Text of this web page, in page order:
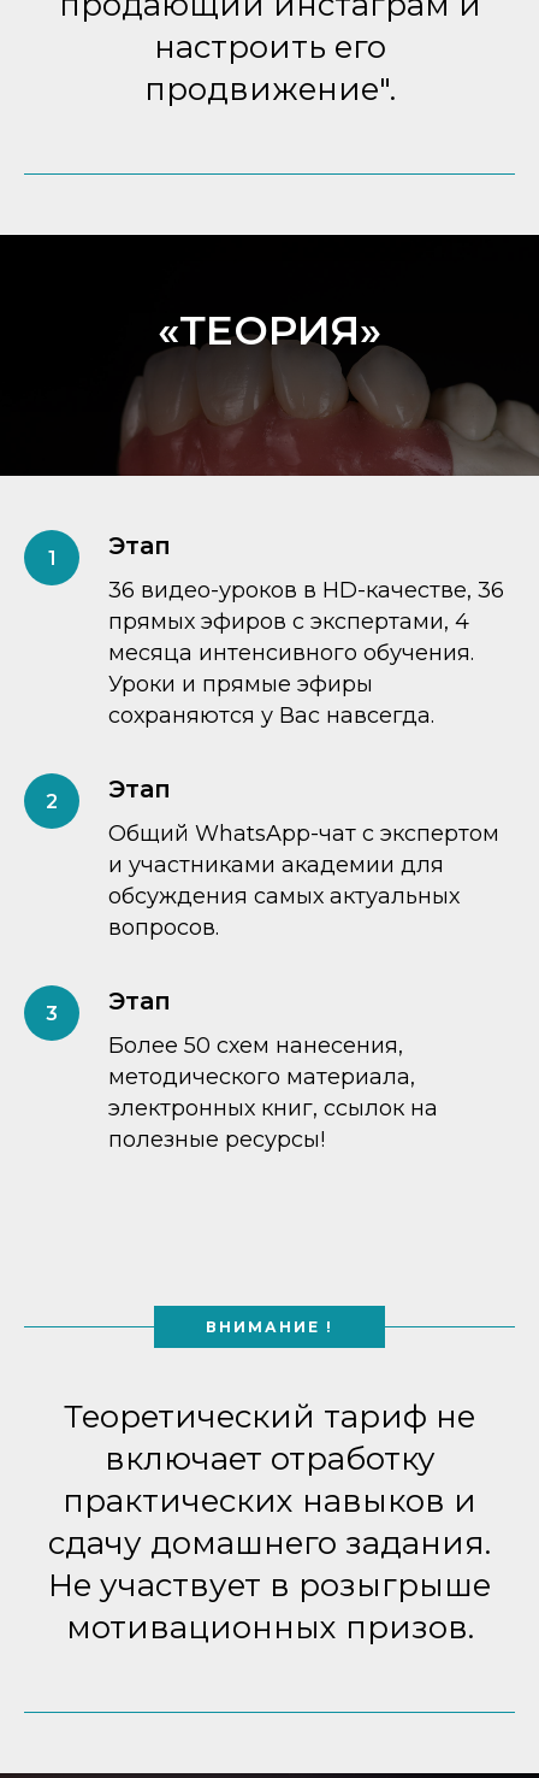
настроить его
продвижение".
«ТЕОРИЯ»
Этап
36 видео-уроков в HD-качестве, 36
прямых эфиров с экспертами, 4
месяца интенсивного обучения.
Уроки и прямые эфиры
сохраняются у Вас навсегда.
Этап
Общий WhatsApp-чат с экспертом
и участниками академии для
обсуждения самых актуальных
вопросов.
Этап
Более 50 схем нанесения,
методического материала,
электронных книг, ссылок на
полезные ресурсы!
ВНИМАНИЕ !
Теоретический тариф не
включает отработку
практических навыков и
сдачу домашнего задания.
Не участвует в розыгрыше
мотивационных призов.